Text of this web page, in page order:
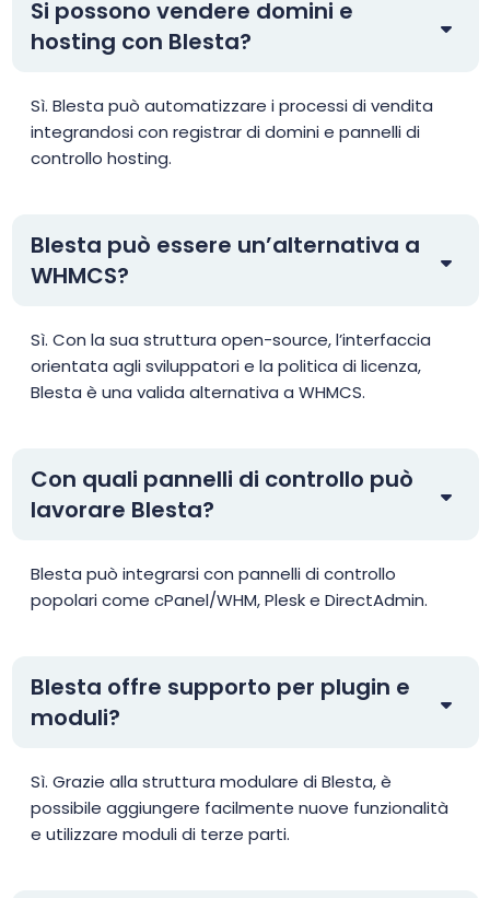
Si possono vendere domini e
hosting con Blesta?
Sì. Blesta può automatizzare i processi di vendita
integrandosi con registrar di domini e pannelli di
controllo hosting.
Blesta può essere un’alternativa a
WHMCS?
Sì. Con la sua struttura open-source, l’interfaccia
orientata agli sviluppatori e la politica di licenza,
Blesta è una valida alternativa a WHMCS.
Con quali pannelli di controllo può
lavorare Blesta?
Blesta può integrarsi con pannelli di controllo
popolari come cPanel/WHM, Plesk e DirectAdmin.
Blesta offre supporto per plugin e
moduli?
Sì. Grazie alla struttura modulare di Blesta, è
possibile aggiungere facilmente nuove funzionalità
e utilizzare moduli di terze parti.